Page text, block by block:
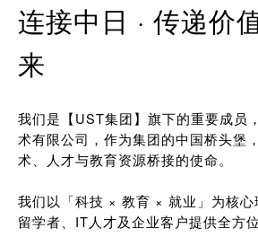
连接中日 · 传递价
来
我们是【UST集团】旗下的重要成员
术有限公司，作为集团的中国桥头堡
术、人才与教育资源桥接的使命。
我们以「科技 × 教育 × 就业」为核心
留学者、IT人才及企业客户提供全方